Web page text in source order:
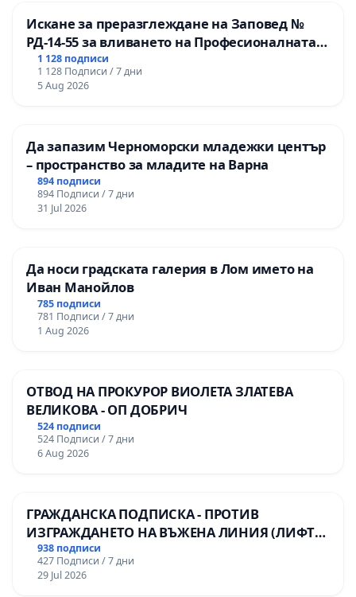
Искане за преразглеждане на Заповед №
РД-14-55 за вливането на Професионалната
гимназия по промишлени технологии в
Професионалната гимназия по икономика и
мениджмънт – гр. Пазарджик
1 128 подписи
1 128 Подписи / 7 дни
5 Aug 2026
Да запазим Черноморски младежки център
– пространство за младите на Варна
894 подписи
894 Подписи / 7 дни
31 Jul 2026
Да носи градската галерия в Лом името на
Иван Манойлов
785 подписи
781 Подписи / 7 дни
1 Aug 2026
ОТВОД НА ПРОКУРОР ВИОЛЕТА ЗЛАТЕВА
ВЕЛИКОВА - ОП ДОБРИЧ
524 подписи
524 Подписи / 7 дни
6 Aug 2026
ГРАЖДАНСКА ПОДПИСКА - ПРОТИВ
ИЗГРАЖДАНЕТО НА ВЪЖЕНА ЛИНИЯ (ЛИФТ)
НА ТЕРИТОРИЯТА НА ПРИРОДНА
ЗАБЕЛЕЖИТЕЛНОСТ „ХЪЛМ НА
ОСВОБОДИТЕЛИТЕ“ (БУНАРДЖИК)
938 подписи
427 Подписи / 7 дни
29 Jul 2026